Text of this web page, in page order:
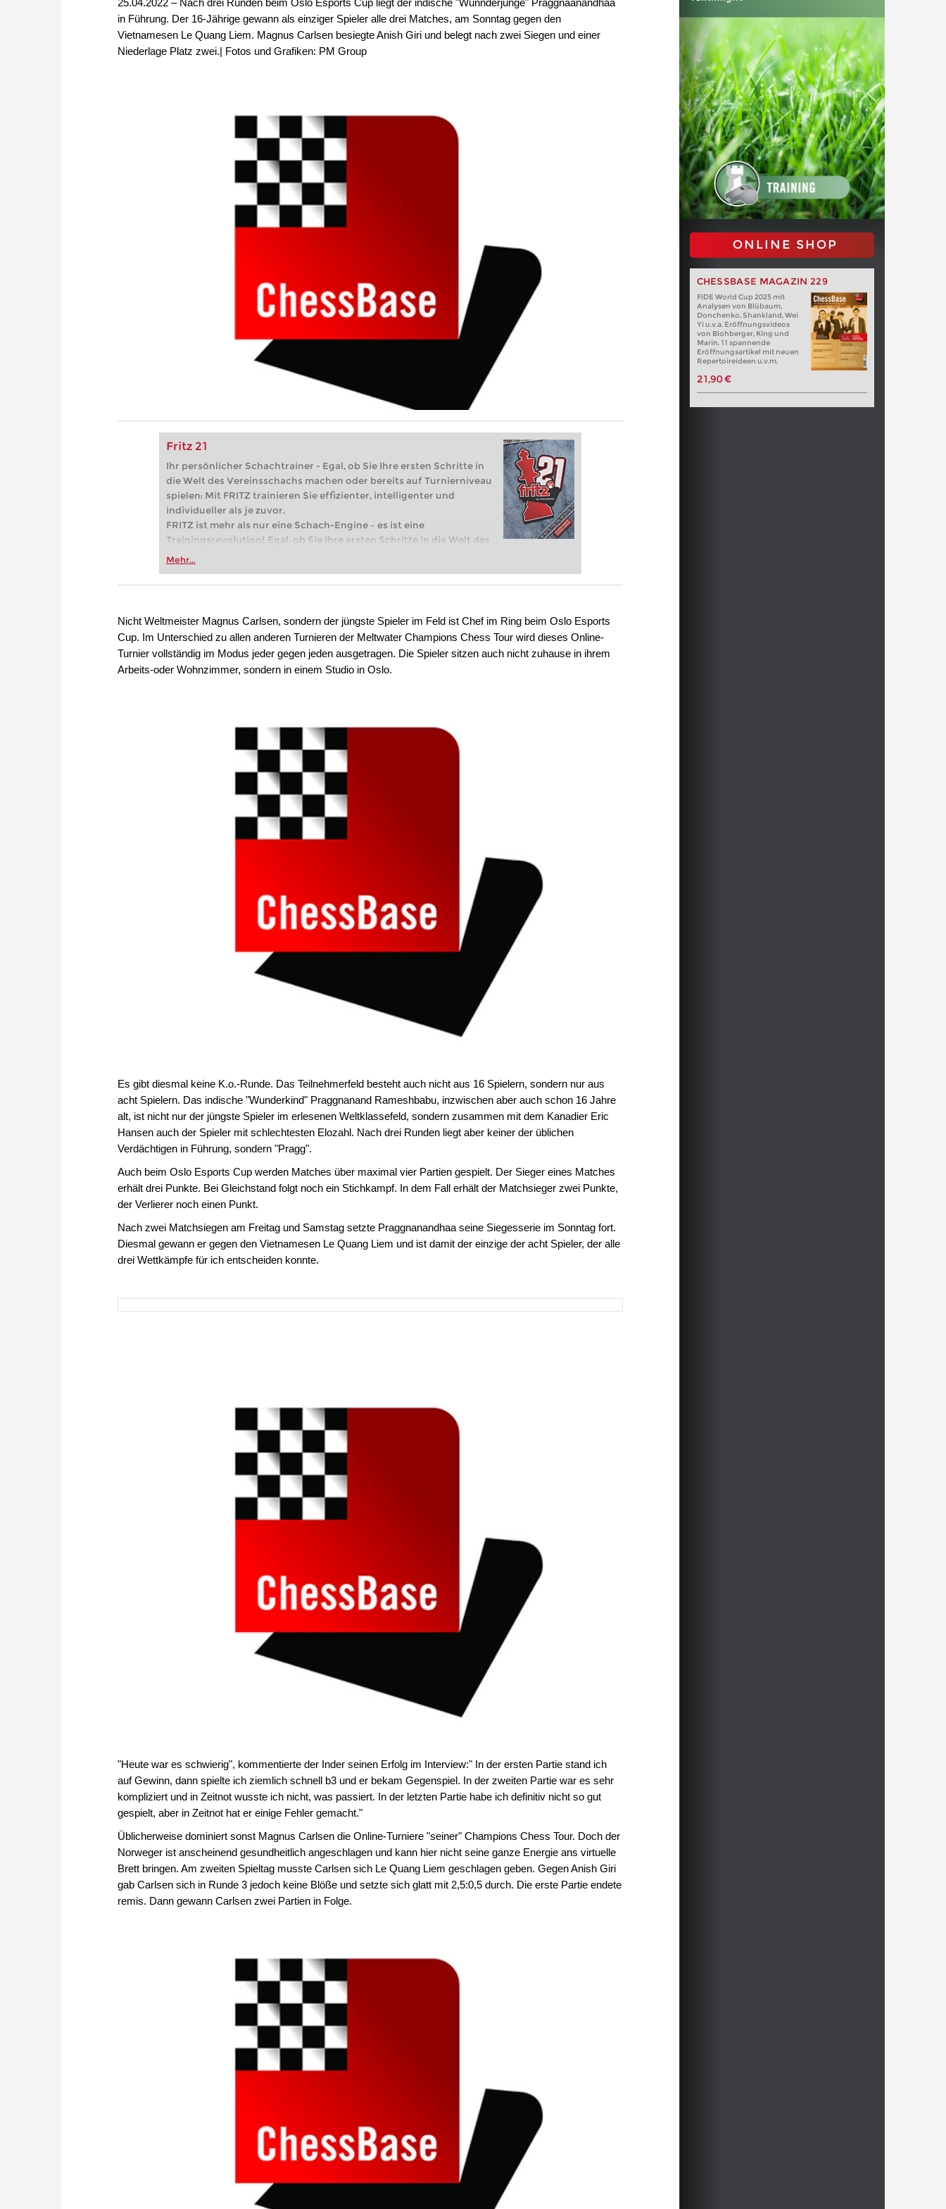
in Führung. Der 16-Jährige gewann als einziger Spieler alle drei Matches, am Sonntag gegen den
Vietnamesen Le Quang Liem. Magnus Carlsen besiegte Anish Giri und belegt nach zwei Siegen und einer
Niederlage Platz zwei.| Fotos und Grafiken: PM Group
Fritz 21
Ihr persönlicher Schachtrainer - Egal, ob Sie Ihre ersten Schritte in
die Welt des Vereinsschachs machen oder bereits auf Turnierniveau
spielen: Mit FRITZ trainieren Sie effizienter, intelligenter und
individueller als je zuvor.
FRITZ ist mehr als nur eine Schach-Engine – es ist eine
Trainingsrevolution! Egal, ob Sie Ihre ersten Schritte in die Welt des
Vereinsschachs machen oder bereits auf Turnierniveau spielen: Mit
zuvor.
Mehr...
ONLINE SHOP
CHESSBASE MAGAZIN 229
FIDE World Cup 2025 mit
Analysen von Blübaum,
Donchenko, Shankland, Wei
Yi u.v.a. Eröffnungsvideos
von Blohberger, King und
Marin. 11 spannende
Eröffnungsartikel mit neuen
Repertoireideen u.v.m.
21,90 €
Nicht Weltmeister Magnus Carlsen, sondern der jüngste Spieler im Feld ist Chef im Ring beim Oslo Esports
Cup. Im Unterschied zu allen anderen Turnieren der Meltwater Champions Chess Tour wird dieses Online-
Turnier vollständig im Modus jeder gegen jeden ausgetragen. Die Spieler sitzen auch nicht zuhause in ihrem
Arbeits-oder Wohnzimmer, sondern in einem Studio in Oslo.
Es gibt diesmal keine K.o.-Runde. Das Teilnehmerfeld besteht auch nicht aus 16 Spielern, sondern nur aus
acht Spielern. Das indische "Wunderkind" Praggnanand Rameshbabu, inzwischen aber auch schon 16 Jahre
alt, ist nicht nur der jüngste Spieler im erlesenen Weltklassefeld, sondern zusammen mit dem Kanadier Eric
Hansen auch der Spieler mit schlechtesten Elozahl. Nach drei Runden liegt aber keiner der üblichen
Verdächtigen in Führung, sondern "Pragg".
Auch beim Oslo Esports Cup werden Matches über maximal vier Partien gespielt. Der Sieger eines Matches
erhält drei Punkte. Bei Gleichstand folgt noch ein Stichkampf. In dem Fall erhält der Matchsieger zwei Punkte,
der Verlierer noch einen Punkt.
Nach zwei Matchsiegen am Freitag und Samstag setzte Praggnanandhaa seine Siegesserie im Sonntag fort.
Diesmal gewann er gegen den Vietnamesen Le Quang Liem und ist damit der einzige der acht Spieler, der alle
drei Wettkämpfe für ich entscheiden konnte.
"Heute war es schwierig", kommentierte der Inder seinen Erfolg im Interview:" In der ersten Partie stand ich
auf Gewinn, dann spielte ich ziemlich schnell b3 und er bekam Gegenspiel. In der zweiten Partie war es sehr
kompliziert und in Zeitnot wusste ich nicht, was passiert. In der letzten Partie habe ich definitiv nicht so gut
gespielt, aber in Zeitnot hat er einige Fehler gemacht."
Üblicherweise dominiert sonst Magnus Carlsen die Online-Turniere "seiner" Champions Chess Tour. Doch der
Norweger ist anscheinend gesundheitlich angeschlagen und kann hier nicht seine ganze Energie ans virtuelle
Brett bringen. Am zweiten Spieltag musste Carlsen sich Le Quang Liem geschlagen geben. Gegen Anish Giri
gab Carlsen sich in Runde 3 jedoch keine Blöße und setzte sich glatt mit 2,5:0,5 durch. Die erste Partie endete
remis. Dann gewann Carlsen zwei Partien in Folge.